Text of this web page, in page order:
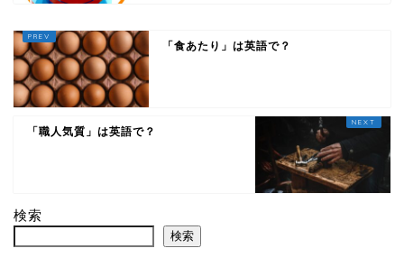
「食あたり」は英語で？
「職人気質」は英語で？
検索
検索